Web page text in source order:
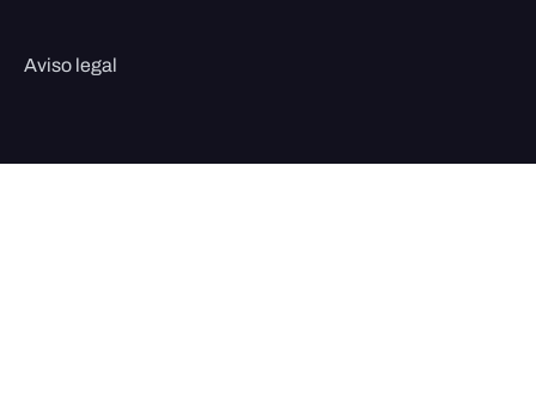
Aviso legal